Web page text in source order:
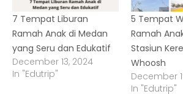
7 Tempat Liburan
Ramah Anak di Medan
yang Seru dan Edukatif
December 13, 2024
In "Edutrip"
5 Tempat
Ramah
Stasiun
Whoosh
December
In "Edutrip"